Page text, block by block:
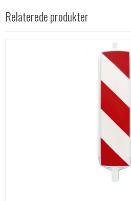
Relaterede produkter